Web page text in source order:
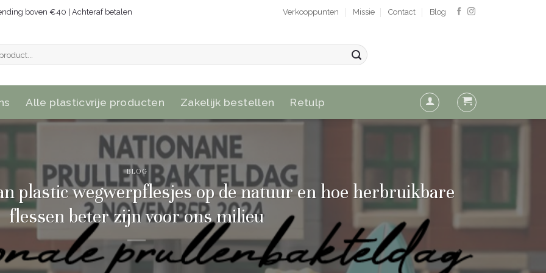
boven €40 | Achteraf betalen Verkooppunten Missie Contact Blog
Alle plasticvrije producten Zakelijk bestellen Retulp
BLOG
plastic wegwerpflesjes op de natuur en hoe herbruikbare
flessen beter zijn voor ons milieu